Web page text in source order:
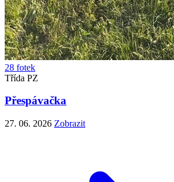
28 fotek
Třída PZ
Přespávačka
27. 06. 2026 Zobrazit